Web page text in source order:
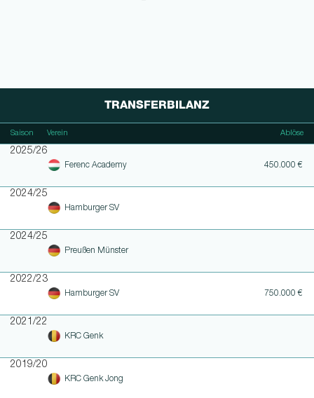
TRANSFERBILANZ
Saison Verein Ablöse
2025/26
Ferenc Academy 450.000 €
2024/25
Hamburger SV
2024/25
Preußen Münster
2022/23
Hamburger SV 750.000 €
2021/22
KRC Genk
2019/20
KRC Genk Jong